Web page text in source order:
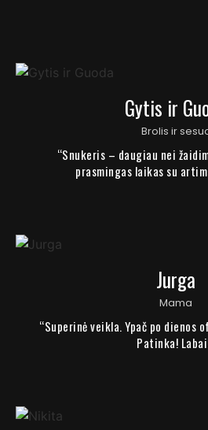
Gytis ir
Brolis ir
“Snukeris – daugiau nei
prasmingas laikas su
Jurga
Mama
“Superinė veikla. Ypač po dienos
Patinka!